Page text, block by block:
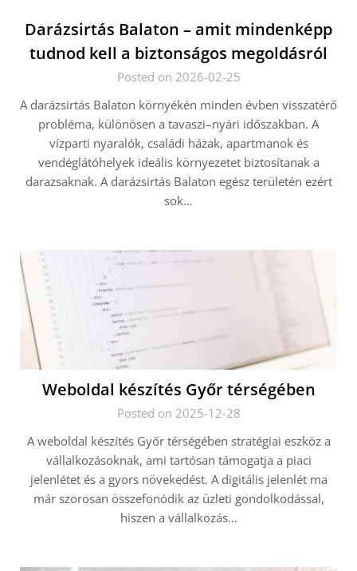
Darázsirtás Balaton – amit mindenképp
tudnod kell a biztonságos megoldásról
Posted on 2026-02-25
A darázsirtás Balaton környékén minden évben visszatérő
probléma, különösen a tavaszi–nyári időszakban. A
vízparti nyaralók, családi házak, apartmanok és
vendéglátóhelyek ideális környezetet biztosítanak a
darazsaknak. A darázsirtás Balaton egész területén ezért
sok…
Weboldal készítés Győr térségében
Posted on 2025-12-28
A weboldal készítés Győr térségében stratégiai eszköz a
vállalkozásoknak, ami tartósan támogatja a piaci
jelenlétet és a gyors növekedést. A digitális jelenlét ma
már szorosan összefonódik az üzleti gondolkodással,
hiszen a vállalkozás…